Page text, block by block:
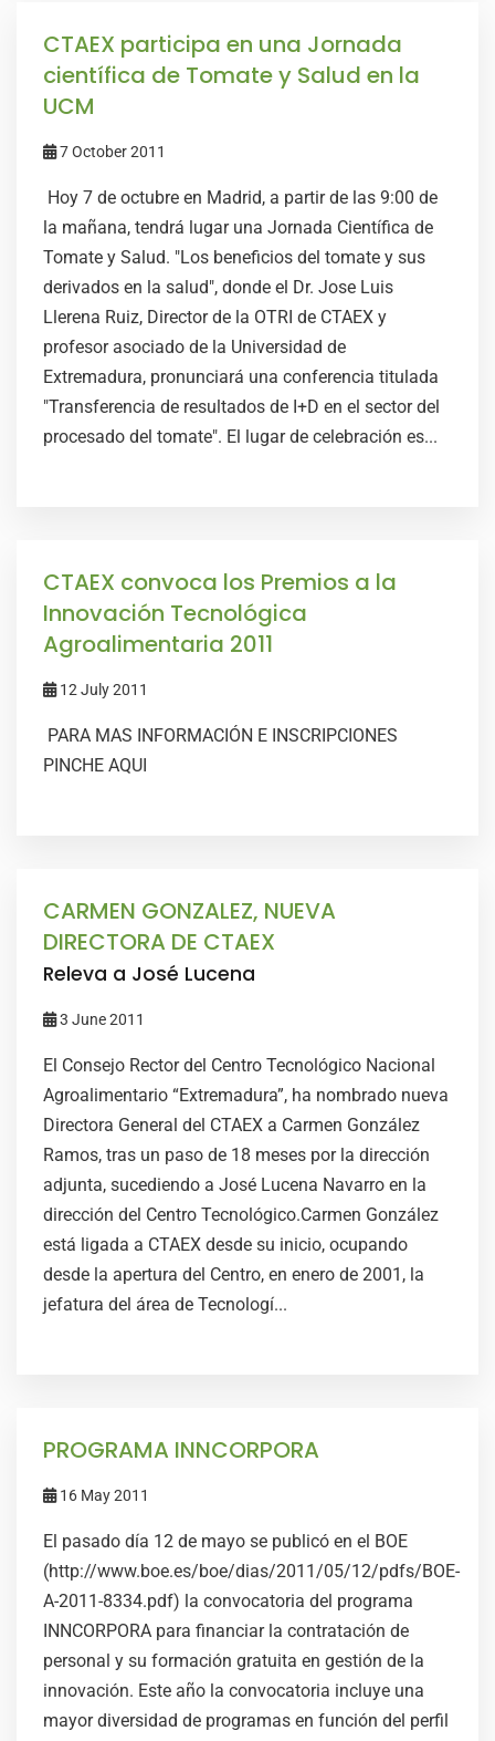
CTAEX participa en una Jornada
científica de Tomate y Salud en la
UCM
7 October 2011
Hoy 7 de octubre en Madrid, a partir de las 9:00 de
la mañana, tendrá lugar una Jornada Científica de
Tomate y Salud. "Los beneficios del tomate y sus
derivados en la salud", donde el Dr. Jose Luis
Llerena Ruiz, Director de la OTRI de CTAEX y
profesor asociado de la Universidad de
Extremadura, pronunciará una conferencia titulada
"Transferencia de resultados de I+D en el sector del
procesado del tomate". El lugar de celebración es...
CTAEX convoca los Premios a la
Innovación Tecnológica
Agroalimentaria 2011
12 July 2011
PARA MAS INFORMACIÓN E INSCRIPCIONES
PINCHE AQUI
CARMEN GONZALEZ, NUEVA
DIRECTORA DE CTAEX
Releva a José Lucena
3 June 2011
El Consejo Rector del Centro Tecnológico Nacional
Agroalimentario “Extremadura”, ha nombrado nueva
Directora General del CTAEX a Carmen González
Ramos, tras un paso de 18 meses por la dirección
adjunta, sucediendo a José Lucena Navarro en la
dirección del Centro Tecnológico.Carmen González
está ligada a CTAEX desde su inicio, ocupando
desde la apertura del Centro, en enero de 2001, la
jefatura del área de Tecnologí...
PROGRAMA INNCORPORA
16 May 2011
El pasado día 12 de mayo se publicó en el BOE
(http://www.boe.es/boe/dias/2011/05/12/pdfs/BOE-
A-2011-8334.pdf) la convocatoria del programa
INNCORPORA para financiar la contratación de
personal y su formación gratuita en gestión de la
innovación. Este año la convocatoria incluye una
mayor diversidad de programas en función del perfil